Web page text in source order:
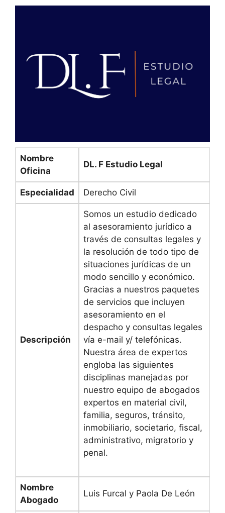
Nombre
Oficina
DL. F Estudio Legal
Especialidad Derecho Civil
Descripción
Somos un estudio dedicado
al asesoramiento jurídico a
través de consultas legales y
la resolución de todo tipo de
situaciones jurídicas de un
modo sencillo y económico.
Gracias a nuestros paquetes
de servicios que incluyen
asesoramiento en el
despacho y consultas legales
vía e-mail y/ telefónicas.
Nuestra área de expertos
engloba las siguientes
disciplinas manejadas por
nuestro equipo de abogados
expertos en material civil,
familia, seguros, tránsito,
inmobiliario, societario, fiscal,
administrativo, migratorio y
penal.
Nombre
Abogado
Luis Furcal y Paola De León